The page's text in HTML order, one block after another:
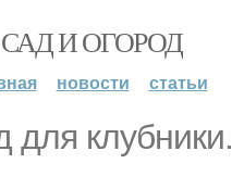
САД И ОГОРОД
новости статьи
для клубники.